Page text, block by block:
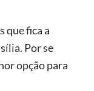
que fica a
Por se
opção para